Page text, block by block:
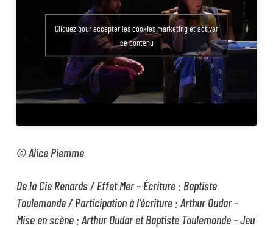
Cliquez pour accepter les cookies marketing et activer
ce contenu
© Alice Piemme
De la Cie Renards / Effet Mer – Écriture : Baptiste
Toulemonde / Participation à l’écriture : Arthur Oudar –
Mise en scène : Arthur Oudar et Baptiste Toulemonde – Jeu